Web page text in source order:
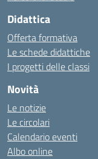
Didattica
Offerta formativa
Le schede didattiche
I progetti delle classi
Novità
Le notizie
Le circolari
Calendario eventi
Albo online